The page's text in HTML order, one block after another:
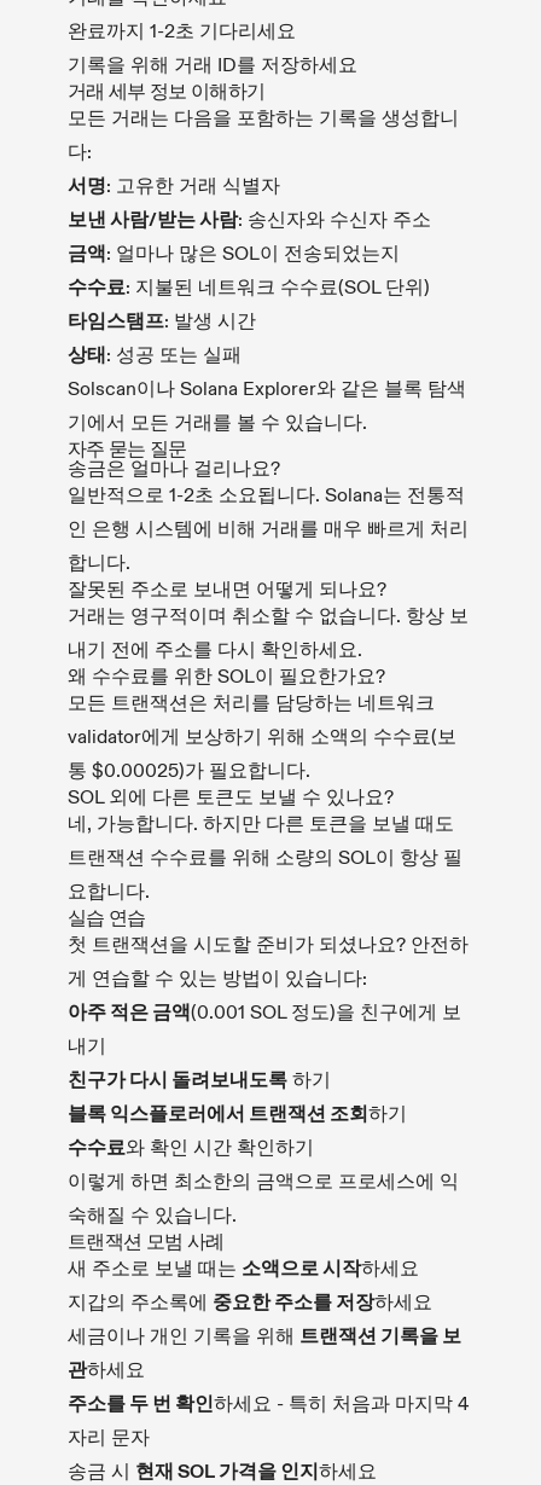
완료까지 1-2초 기다리세요
기록을 위해 거래 ID를 저장하세요
거래 세부 정보 이해하기
모든 거래는 다음을 포함하는 기록을 생성합니
다:
서명: 고유한 거래 식별자
보낸 사람/받는 사람: 송신자와 수신자 주소
금액: 얼마나 많은 SOL이 전송되었는지
수수료: 지불된 네트워크 수수료(SOL 단위)
타임스탬프: 발생 시간
상태 : 성공 또는 실패
Solscan이나 Solana Explorer와 같은 블록 탐색
기에서 모든 거래를 볼 수 있습니다.
자주 묻는 질문
송금은 얼마나 걸리나요?
일반적으로 1-2초 소요됩니다. Solana는 전통적
인 은행 시스템에 비해 거래를 매우 빠르게 처리
합니다.
잘못된 주소로 보내면 어떻게 되나요?
거래는 영구적이며 취소할 수 없습니다. 항상 보
내기 전에 주소를 다시 확인하세요.
왜 수수료를 위한 SOL이 필요한가요?
모든 트랜잭션은 처리를 담당하는 네트워크
validator에게 보상하기 위해 소액의 수수료(보
통 $0.00025)가 필요합니다.
SOL 외에 다른 토큰도 보낼 수 있나요?
네, 가능합니다. 하지만 다른 토큰을 보낼 때도
트랜잭션 수수료를 위해 소량의 SOL이 항상 필
요합니다.
실습 연습
첫 트랜잭션을 시도할 준비가 되셨나요? 안전하
게 연습할 수 있는 방법이 있습니다:
아주 적은 금액(0.001 SOL 정도)을 친구에게 보
내기
친구가 다시 돌려보내도록 하기
블록 익스플로러에서 트랜잭션 조회 하기
수수료와 확인 시간 확인하기
이렇게 하면 최소한의 금액으로 프로세스에 익
숙해질 수 있습니다.
트랜잭션 모범 사례
새 주소로 보낼 때는 소액으로 시작하세요
지갑의 주소록에 중요한 주소를 저장하세요
세금이나 개인 기록을 위해 트랜잭션 기록을 보
관하세요
주소를 두 번 확인하세요 - 특히 처음과 마지막 4
자리 문자
송금 시 현재 SOL 가격을 인지 하세요